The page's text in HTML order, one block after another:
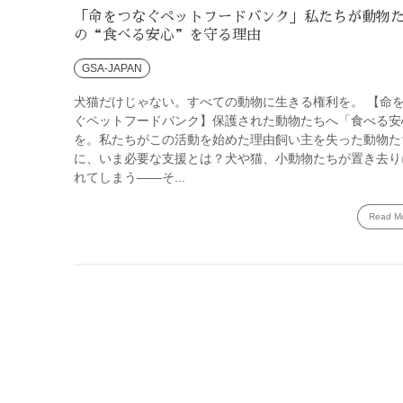
「命をつなぐペットフードバンク」私たちが動物
の“食べる安心”を守る理由
GSA-JAPAN
犬猫だけじゃない。すべての動物に生きる権利を。 【命
ぐペットフードバンク】保護された動物たちへ「食べる安
を。私たちがこの活動を始めた理由飼い主を失った動物た
に、いま必要な支援とは？犬や猫、小動物たちが置き去り
れてしまう――そ...
Read